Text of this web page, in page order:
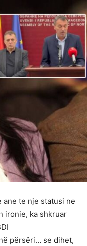
ane te nje statusi ne
ironie, ka shkruar
përsëri… se dihet,